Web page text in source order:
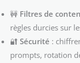
🚧 Filtres de
règles durcies sur
🔐 Sécurité :
prompts, rotation